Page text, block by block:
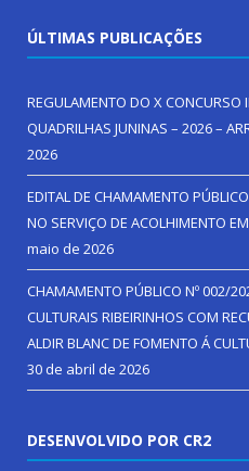
ÚLTIMAS PUBLICAÇÕES
REGULAMENTO DO X CONCURSO
QUADRILHAS JUNINAS – 2026 –
2026
EDITAL DE CHAMAMENTO
NO SERVIÇO DE ACOLHIMENTO
maio de 2026
CHAMAMENTO PÚBLICO Nº 002/
CULTURAIS RIBEIRINHOS COM
ALDIR BLANC DE FOMENTO Á
30 de abril de 2026
DESENVOLVIDO POR CR2